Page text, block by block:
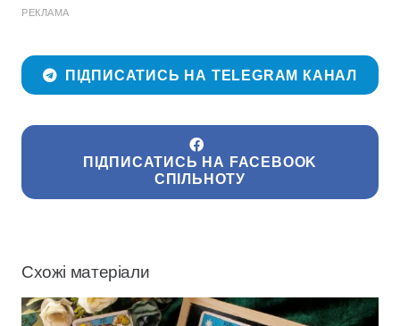
РЕКЛАМА
ПІДПИСАТИСЬ НА TELEGRAM КАНАЛ
ПІДПИСАТИСЬ НА FACEBOOK
СПІЛЬНОТУ
Схожі матеріали